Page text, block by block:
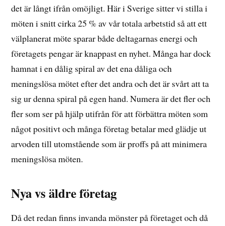
det är långt ifrån omöjligt. Här i Sverige sitter vi stilla i
möten i snitt cirka 25 % av vår totala arbetstid så att ett
välplanerat möte sparar både deltagarnas energi och
företagets pengar är knappast en nyhet. Många har dock
hamnat i en dålig spiral av det ena dåliga och
meningslösa mötet efter det andra och det är svårt att ta
sig ur denna spiral på egen hand. Numera är det fler och
fler som ser på hjälp utifrån för att förbättra möten som
något positivt och många företag betalar med glädje ut
arvoden till utomstående som är proffs på att minimera
meningslösa möten.
Nya vs äldre företag
Då det redan finns invanda mönster på företaget och då